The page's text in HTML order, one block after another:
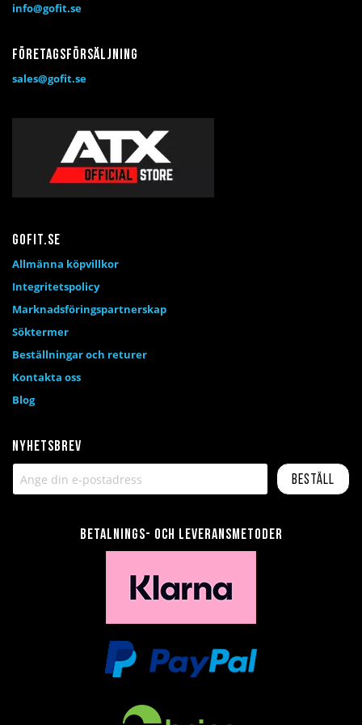
Nyhetsbrev
Beställ
info@gofit.se
Företagsförsäljning
sales@gofit.se
Betalnings- och leveransmetoder
Gofit.se
Allmänna köpvillkor
Integritetspolicy
Marknadsföringspartnerskap
Söktermer
Beställningar och returer
Kontakta oss
Blog